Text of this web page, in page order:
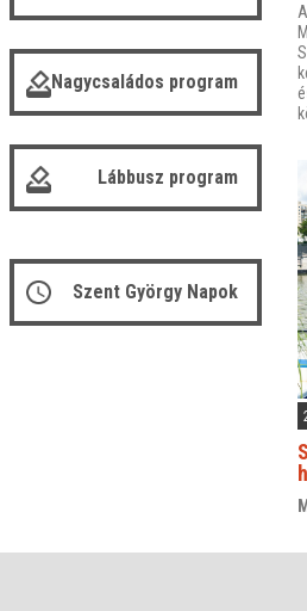
Nagycsaládos program
Lábbusz program
Szent György Napok